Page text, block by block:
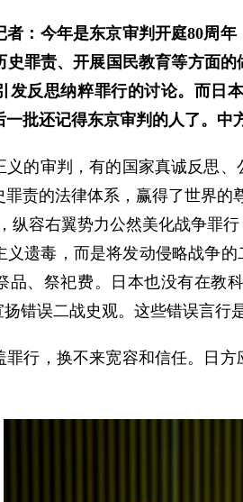
者：今年是东京审判开庭80周
史罪责、开展国民教育等方面
发反思纳粹罪行的讨论。而日
一批还记得东京审判的人了。中
义的审判，有的国家真诚反思
责的法律体系，赢得了世界
纵容右翼势力公然美化战争罪
义遗毒，而是将发动侵略战争
品、祭祀费。日本也没有在教
扬错误二战史观。这些错误言行
罪行，换不来宽容和信任。日